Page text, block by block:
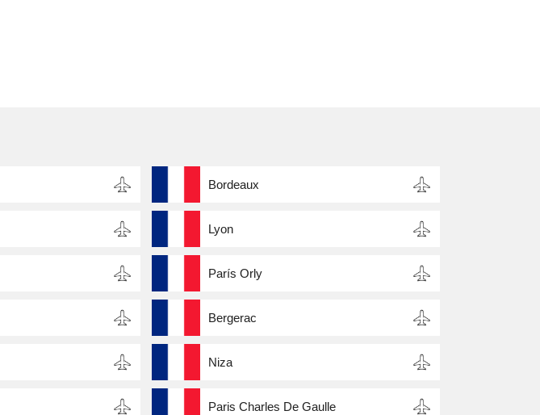
Bordeaux
Lyon
París Orly
Bergerac
Niza
Paris Charles De Gaulle